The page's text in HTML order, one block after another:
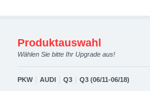
Produktauswahl
Wählen Sie bitte Ihr Upgrade aus!
PKW| AUDI Q3 Q3 (06/11-06/18)